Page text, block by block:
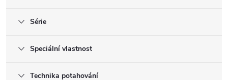
Série
Speciální vlastnost
Technika potahování